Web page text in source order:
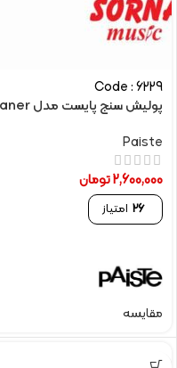
Code : 6229
پولیش سنج پایست مدل Cleaner
Paiste
2,600,000تومان
26 امتیاز
مقایسه